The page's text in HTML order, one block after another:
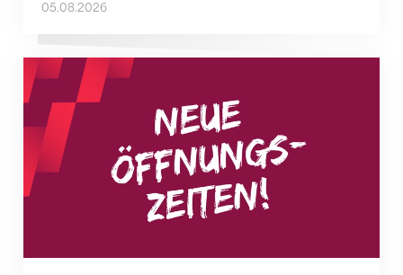
05.08.2026
Neue Empfangszeiten ab 1. August 2026